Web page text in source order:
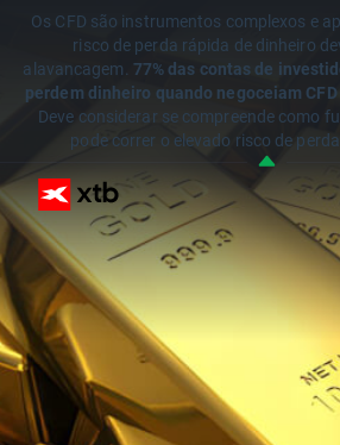
Os CFD são instrumentos complexos e
risco de perda rápida de dinheiro
alavancagem. 77% das contas de
perdem dinheiro quando negoceiam
Deve considerar se compreende como
pode correr o elevado risco de